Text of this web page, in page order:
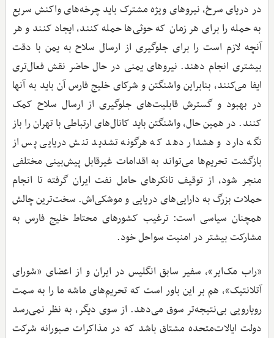
در دریای سرخ، نیروهای ویژه مشترک باید چرخه‌های واکنش سریع
به حمله را برای هر زمان که حوثی‌ها حمله کنند، ایجاد کنند و هر
آنچه لازم است را برای جلوگیری از ارسال سلاح‌ به یمن با دقت
بیشتری انجام دهند. نیروهای یمنی در حال حاضر نقش فعال‌تری
ایفا می‌کنند، بنابراین واشنگتن و شرکای خلیج فارس آن باید به آنها
در بهبود و گسترش قابلیت‌های جلوگیری از ارسال سلاح کمک
کنند. در همین حال، واشنگتن باید کانال‌های ارتباطی با تهران را باز
نگه دارد و هشدار دهد که هرگونه تشدید تنش دریایی پس از
بازگشت تحریم‌ها می‌تواند به اقدامات غیرقابل پیش‌بینی مختلفی
منجر شود، از توقیف تانکرهای حامل نفت ایران گرفته تا انجام
حملات بزرگ به دارایی‌های دریایی و موشکی‌اش. سخت‌ترین چالش
همچنان سیاسی است: ترغیب کشورهای محتاط خلیج فارس به
مشارکت بیشتر در امنیت سواحل خود.
«راب مک‌ایر»، سفیر سابق انگلیس در ایران و از اعضای «شورای
آتلانتیک»، هم بر این باور است که تحریم‌های ماشه ما را به سمت
رویارویی بی‌نتیجه‌تر سوق می‌دهد. از سوی دیگر، به نظر نمی‌رسد
دولت ایالات‌متحده مشتاق باشد که در مذاکرات صبورانه شرکت